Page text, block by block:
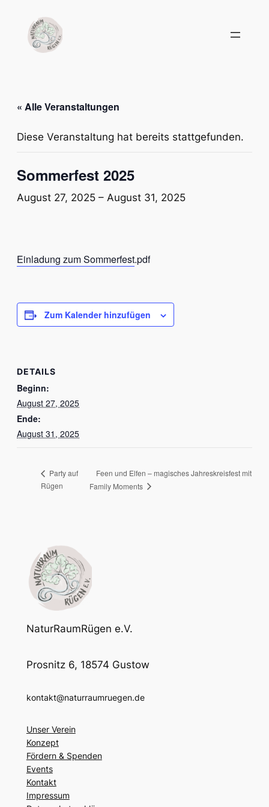
« Alle Veranstaltungen
Diese Veranstaltung hat bereits stattgefunden.
Sommerfest 2025
August 27, 2025 – August 31, 2025
Einladung zum Sommerfest.pdf
Zum Kalender hinzufügen
DETAILS
Beginn:
August 27, 2025
Ende:
August 31, 2025
Party auf
Rügen
Feen und Elfen – magisches Jahreskreisfest mit
Family Moments
NaturRaumRügen e.V.
Prosnitz 6, 18574 Gustow
kontakt@naturraumruegen.de
Unser Verein
Konzept
Fördern & Spenden
Events
Kontakt
Impressum